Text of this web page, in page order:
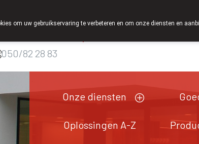
DE
050/82 28 83
Onze diensten
Oplossingen A-Z
om uw gebruikservaring te verbeteren en om onze diensten en